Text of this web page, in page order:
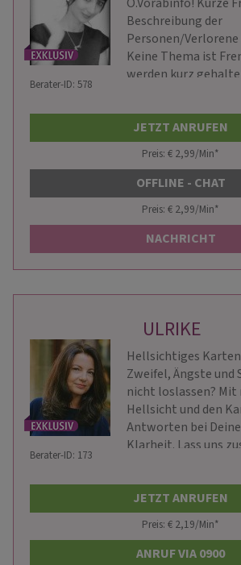
Beschreibung der
Personen/
Keine Thema ist
werden kurz
Berater-ID: 578
JETZT ANRUFEN
Preis: € 2,99/Min*
OFFLINE - CHAT
Preis: € 2,99/Min*
NACHRICHT
ULRIKE
Hellsichtiges
Zweifel, Ängste und
nicht loslassen? Mit
Hellsicht und den
Antworten bei
Klarheit. Lass uns
Berater-ID: 173
JETZT ANRUFEN
Preis: € 2,19/Min*
ANRUF VIA 0900